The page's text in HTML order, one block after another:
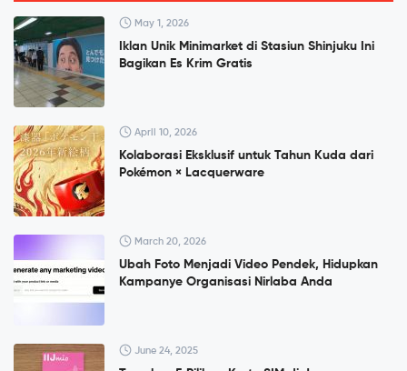
May 1, 2026
Iklan Unik Minimarket di Stasiun Shinjuku Ini
Bagikan Es Krim Gratis
April 10, 2026
Kolaborasi Eksklusif untuk Tahun Kuda dari
Pokémon × Lacquerware
March 20, 2026
Ubah Foto Menjadi Video Pendek, Hidupkan
Kampanye Organisasi Nirlaba Anda
June 24, 2025